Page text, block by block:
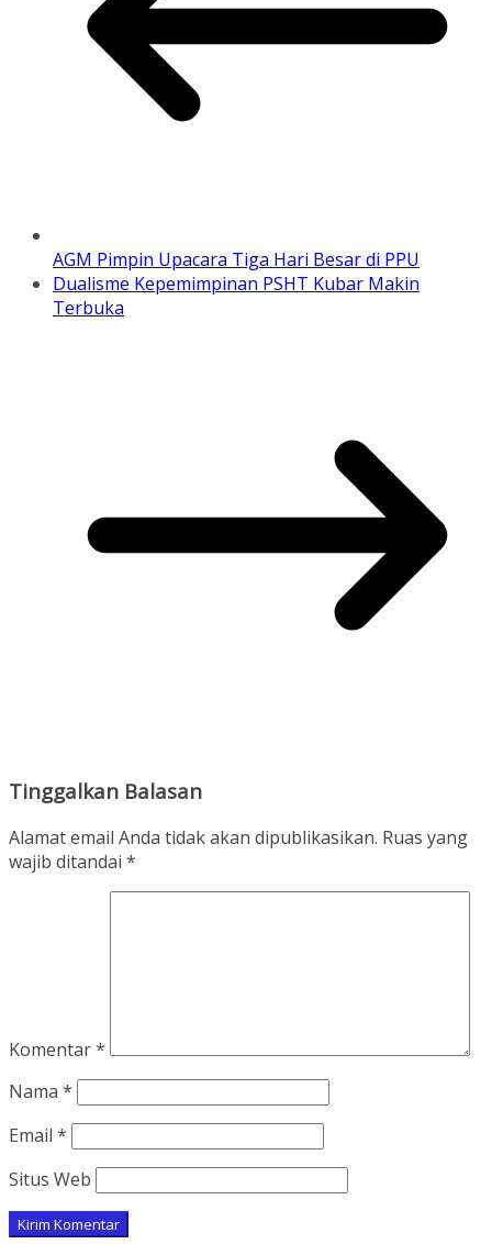
AGM Pimpin Upacara Tiga Hari Besar di PPU
Dualisme Kepemimpinan PSHT Kubar Makin
Terbuka
Tinggalkan Balasan
Alamat email Anda tidak akan dipublikasikan. Ruas yang
wajib ditandai *
Komentar*
Nama *
Email *
Situs Web